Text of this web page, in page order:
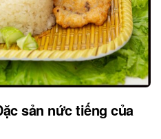
sản nức tiếng của